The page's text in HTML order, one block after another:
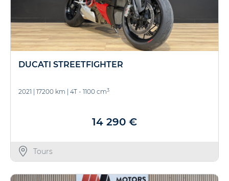
DUCATI STREETFIGHTER
2021 17200 km 4T - 1100 cm3
14 290 €
Tours